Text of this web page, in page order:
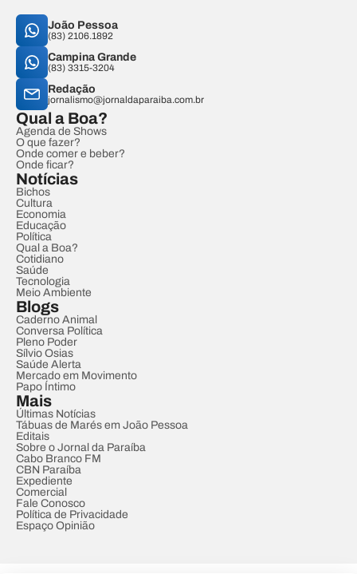
João Pessoa
(83) 2106.1892
Campina Grande
(83) 3315-3204
Redação
jornalismo@jornaldaparaiba.com.br
Qual a Boa?
Agenda de Shows
O que fazer?
Onde comer e beber?
Onde ficar?
Notícias
Bichos
Cultura
Economia
Educação
Política
Qual a Boa?
Cotidiano
Saúde
Tecnologia
Meio Ambiente
Blogs
Caderno Animal
Conversa Política
Pleno Poder
Sílvio Osias
Saúde Alerta
Mercado em Movimento
Papo Íntimo
Mais
Últimas Notícias
Tábuas de Marés em João Pessoa
Editais
Sobre o Jornal da Paraíba
Cabo Branco FM
CBN Paraíba
Expediente
Comercial
Fale Conosco
Política de Privacidade
Espaço Opinião